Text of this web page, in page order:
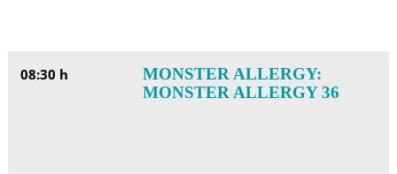
08:30 h
MONSTER ALLERGY:
MONSTER ALLERGY 36